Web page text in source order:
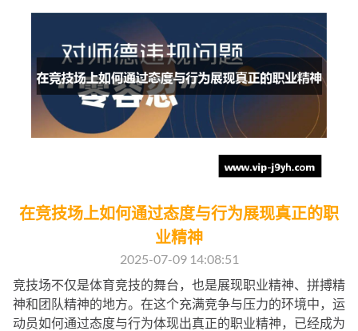
在竞技场上如何通过态度与行为展现真正的职
业精神
2025-07-09 14:08:51
竞技场不仅是体育竞技的舞台，也是展现职业精神、拼搏精
神和团队精神的地方。在这个充满竞争与压力的环境中，运
动员如何通过态度与行为体现出真正的职业精神，已经成为